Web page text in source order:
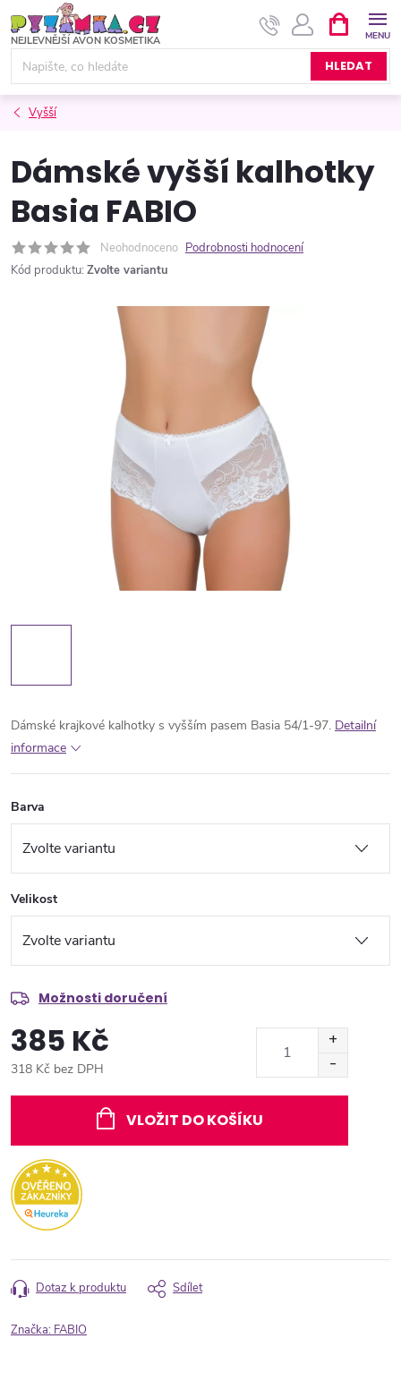
na
obsah
HLEDAT
NÁKUPNÍ
KOŠÍK
Vyšší
Dámské vyšší kalhotky
Basia FABIO
Neohodnoceno Podrobnosti hodnocení
Kód produktu: Zvolte variantu
Dámské krajkové kalhotky s vyšším pasem Basia 54/1-97. Detailní
informace
Barva
Velikost
Možnosti doručení
385 Kč
318 Kč bez DPH
VLOŽIT DO KOŠÍKU
Dotaz k produktu Sdílet
Značka: FABIO